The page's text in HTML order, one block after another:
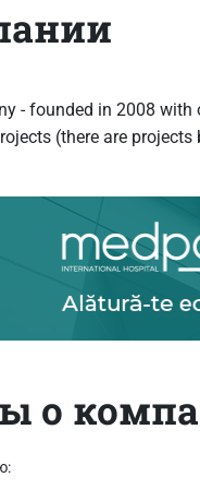
- founded in 2008
(there are projects
о